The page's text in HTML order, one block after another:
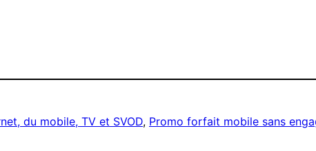
du mobile, TV et SVOD, Promo forfait mobile sans